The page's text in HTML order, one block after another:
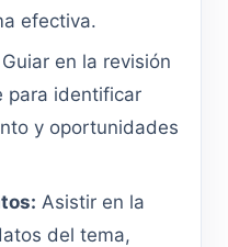
efectiva.
Guiar en la revisión
para identificar
y oportunidades
Asistir en la
del tema,